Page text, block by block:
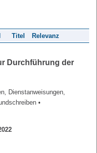
Titel Relevanz
Durchführung der
Dienstanweisungen,
•